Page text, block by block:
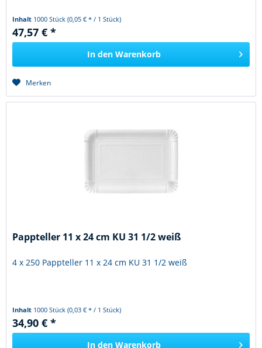
Inhalt 1000 Stück(0,05 € * / 1 Stück)
47,57 € *
In den Warenkorb
Merken
Pappteller 11 x 24 cm KU 31 1/2 weiß
4 x 250 Pappteller 11 x 24 cm KU 31 1/2 weiß
Inhalt 1000 Stück(0,03 € * / 1 Stück)
34,90 € *
In den Warenkorb